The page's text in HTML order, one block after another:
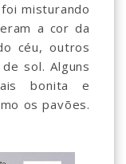
misturando
a cor da
céu, outros
sol. Alguns
bonita e
os pavões.